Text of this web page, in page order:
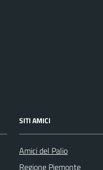
SITI AMICI
Amici del Palio
Regione Piemonte